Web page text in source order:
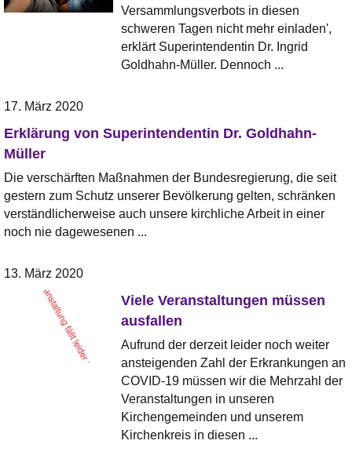
Versammlungsverbots in diesen
schweren Tagen nicht mehr einladen',
erklärt Superintendentin Dr. Ingrid
Goldhahn-Müller. Dennoch ...
17. März 2020
Erklärung von Superintendentin Dr. Goldhahn-
Müller
Die verschärften Maßnahmen der Bundesregierung, die seit
gestern zum Schutz unserer Bevölkerung gelten, schränken
verständlicherweise auch unsere kirchliche Arbeit in einer
noch nie dagewesenen ...
13. März 2020
Viele Veranstaltungen müssen
ausfallen
Aufrund der derzeit leider noch weiter
ansteigenden Zahl der Erkrankungen an
COVID-19 müssen wir die Mehrzahl der
Veranstaltungen in unseren
Kirchengemeinden und unserem
Kirchenkreis in diesen ...